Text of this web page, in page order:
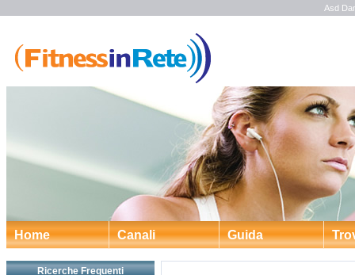
Asd
Home Canali Guida
Ricerche Frequenti